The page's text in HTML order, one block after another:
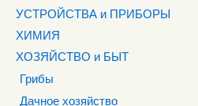
УСТРОЙСТВА и ПРИБОРЫ
ХИМИЯ
ХОЗЯЙСТВО и БЫТ
Грибы
Дачное хозяйство